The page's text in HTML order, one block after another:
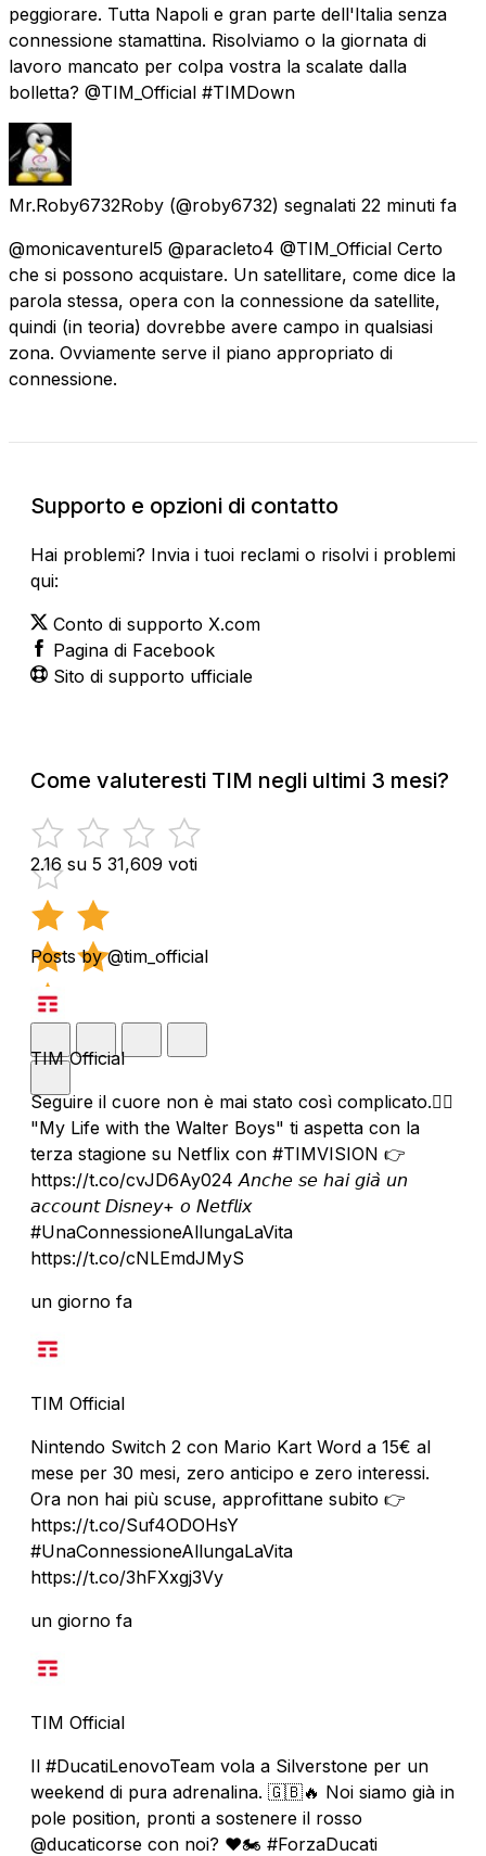
peggiorare. Tutta Napoli e gran parte dell'Italia senza
connessione stamattina. Risolviamo o la giornata di
lavoro mancato per colpa vostra la scalate dalla
bolletta? @TIM_Official #TIMDown
Mr.Roby6732Roby (@roby6732) segnalati 22 minuti fa
@monicaventurel5 @paracleto4 @TIM_Official Certo
che si possono acquistare. Un satellitare, come dice la
parola stessa, opera con la connessione da satellite,
quindi (in teoria) dovrebbe avere campo in qualsiasi
zona. Ovviamente serve il piano appropriato di
connessione.
Supporto e opzioni di contatto
Hai problemi? Invia i tuoi reclami o risolvi i problemi
qui:
Conto di supporto X.com
Pagina di Facebook
Sito di supporto ufficiale
Come valuteresti TIM negli ultimi 3 mesi?
2.16 su 5 31,609 voti
Posts by @tim_official
TIM Official
Seguire il cuore non è mai stato così complicato.❤️‍🔥
"My Life with the Walter Boys" ti aspetta con la
terza stagione su Netflix con #TIMVISION 👉
https://t.co/cvJD6Ay024 𝘈𝘯𝘤𝘩𝘦 𝘴𝘦 𝘩𝘢𝘪 𝘨𝘪𝘢̀ 𝘶𝘯
𝘢𝘤𝘤𝘰𝘶𝘯𝘵 𝘋𝘪𝘴𝘯𝘦𝘺+ 𝘰 𝘕𝘦𝘵𝘧𝘭𝘪𝘹
#UnaConnessioneAllungaLaVita
https://t.co/cNLEmdJMyS
un giorno fa
TIM Official
Nintendo Switch 2 con Mario Kart Word a 15€ al
mese per 30 mesi, zero anticipo e zero interessi.
Ora non hai più scuse, approfittane subito 👉
https://t.co/Suf4ODOHsY
#UnaConnessioneAllungaLaVita
https://t.co/3hFXxgj3Vy
un giorno fa
TIM Official
Il #DucatiLenovoTeam vola a Silverstone per un
weekend di pura adrenalina. 🇬🇧🔥 Noi siamo già in
pole position, pronti a sostenere il rosso
@ducaticorse con noi? ❤️🏍️ #ForzaDucati